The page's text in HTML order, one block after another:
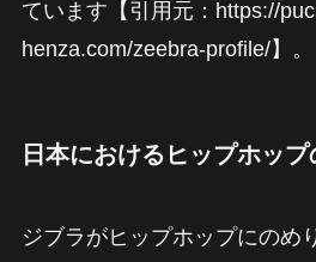
ています【引用元：https://
henza.com/zeebra-profile/】。
日本におけるヒップホップ
ジブラがヒップホップにのめ